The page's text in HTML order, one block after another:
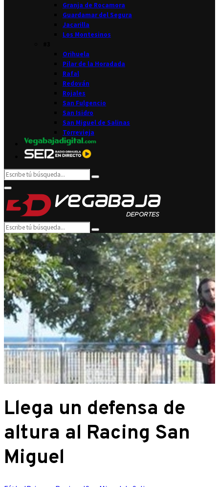
Granja de Rocamora
Guardamar del Segura
Jacarilla
Los Montesinos
Orihuela
Pilar de la Horadada
Rafal
Redován
Rojales
San Fulgencio
San Isidro
San Miguel de Salinas
Torrevieja
Search
for:
Search
Primary
Menu
Search
for:
Search
Llega un defensa de
altura al Racing San
Miguel